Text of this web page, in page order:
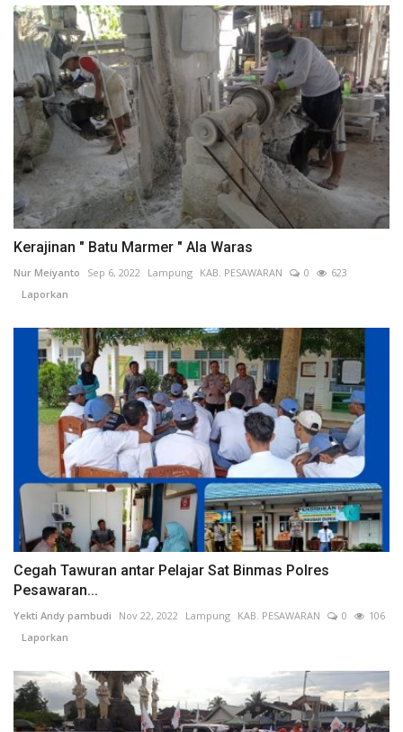
Kerajinan " Batu Marmer " Ala Waras
Nur Meiyanto Sep 6, 2022 Lampung KAB. PESAWARAN 0
623
Laporkan
Cegah Tawuran antar Pelajar Sat Binmas Polres
Pesawaran...
Yekti Andy pambudi Nov 22, 2022 Lampung KAB. PESAWARAN 0
106
Laporkan